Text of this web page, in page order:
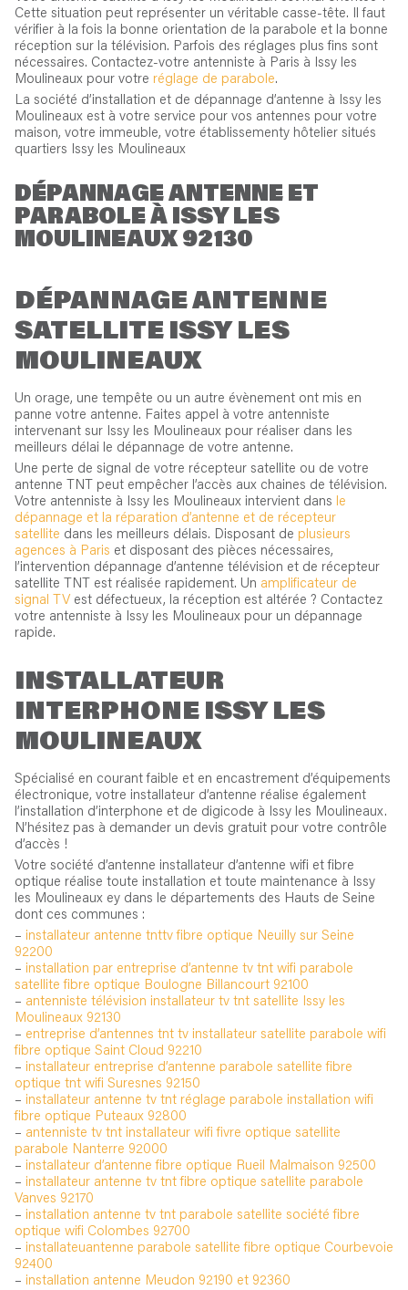
Cette situation peut représenter un véritable casse-tête. Il faut
vérifier à la fois la bonne orientation de la parabole et la bonne
réception sur la télévision. Parfois des réglages plus fins sont
nécessaires. Contactez-votre antenniste à Paris à Issy les
Moulineaux pour votre réglage de parabole.
La société d’installation et de dépannage d’antenne à Issy les
Moulineaux est à votre service pour vos antennes pour votre
maison, votre immeuble, votre établissementy hôtelier situés
quartiers Issy les Moulineaux
DÉPANNAGE ANTENNE ET
PARABOLE À ISSY LES
MOULINEAUX 92130
DÉPANNAGE ANTENNE
SATELLITE ISSY LES
MOULINEAUX
Un orage, une tempête ou un autre évènement ont mis en
panne votre antenne. Faites appel à votre antenniste
intervenant sur Issy les Moulineaux pour réaliser dans les
meilleurs délai le dépannage de votre antenne.
Une perte de signal de votre récepteur satellite ou de votre
antenne TNT peut empêcher l’accès aux chaines de télévision.
Votre antenniste à Issy les Moulineaux intervient dans le
dépannage et la réparation d’antenne et de récepteur
satellite dans les meilleurs délais. Disposant de plusieurs
agences à Paris et disposant des pièces nécessaires,
l’intervention dépannage d’antenne télévision et de récepteur
satellite TNT est réalisée rapidement. Un amplificateur de
signal TV est défectueux, la réception est altérée ? Contactez
votre antenniste à Issy les Moulineaux pour un dépannage
rapide.
INSTALLATEUR
INTERPHONE ISSY LES
MOULINEAUX
Spécialisé en courant faible et en encastrement d’équipements
électronique, votre installateur d’antenne réalise également
l’installation d’interphone et de digicode à Issy les Moulineaux.
N’hésitez pas à demander un devis gratuit pour votre contrôle
d’accès !
Votre société d’antenne installateur d’antenne wifi et fibre
optique réalise toute installation et toute maintenance à Issy
les Moulineaux ey dans le départements des Hauts de Seine
dont ces communes :
– installateur antenne tnttv fibre optique Neuilly sur Seine
92200
– installation par entreprise d’antenne tv tnt wifi parabole
satellite fibre optique Boulogne Billancourt 92100
– antenniste télévision installateur tv tnt satellite Issy les
Moulineaux 92130
– entreprise d’antennes tnt tv installateur satellite parabole wifi
fibre optique Saint Cloud 92210
– installateur entreprise d’antenne parabole satellite fibre
optique tnt wifi Suresnes 92150
– installateur antenne tv tnt réglage parabole installation wifi
fibre optique Puteaux 92800
– antenniste tv tnt installateur wifi fivre optique satellite
parabole Nanterre 92000
– installateur d’antenne fibre optique Rueil Malmaison 92500
– installateur antenne tv tnt fibre optique satellite parabole
Vanves 92170
– installation antenne tv tnt parabole satellite société fibre
optique wifi Colombes 92700
– installateuantenne parabole satellite fibre optique Courbevoie
92400
– installation antenne Meudon 92190 et 92360